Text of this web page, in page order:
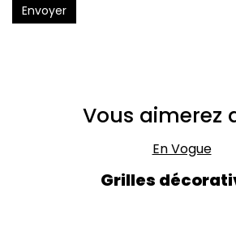
Envoyer
Vous aimerez
En Vogue
Grilles